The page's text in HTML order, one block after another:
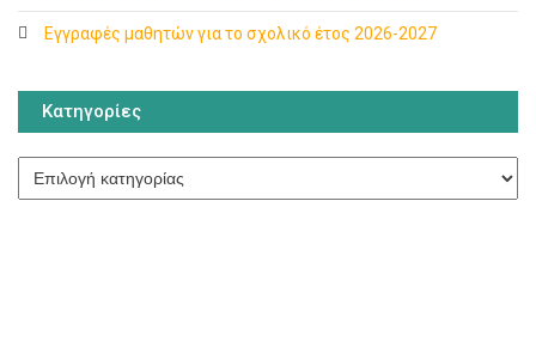
Εγγραφές μαθητών για το σχολικό έτος 2026-2027
Κατηγορίες
Κατηγορίες